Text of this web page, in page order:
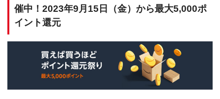
催中！2023年9月15日（金）から最大5,000ポ
イント還元